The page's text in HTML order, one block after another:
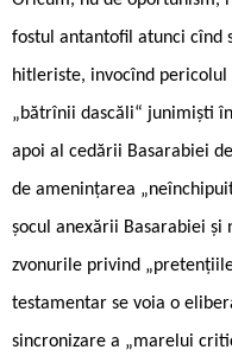
fostul antantofil atunci cînd
hitleriste, invocînd pericolul
„bătrînii dascăli“ junimiști
apoi al cedării Basarabiei
de amenințarea
șocul anexării Basarabiei
zvonurile privind
testamentar se voia o
sincronizare a „marelui